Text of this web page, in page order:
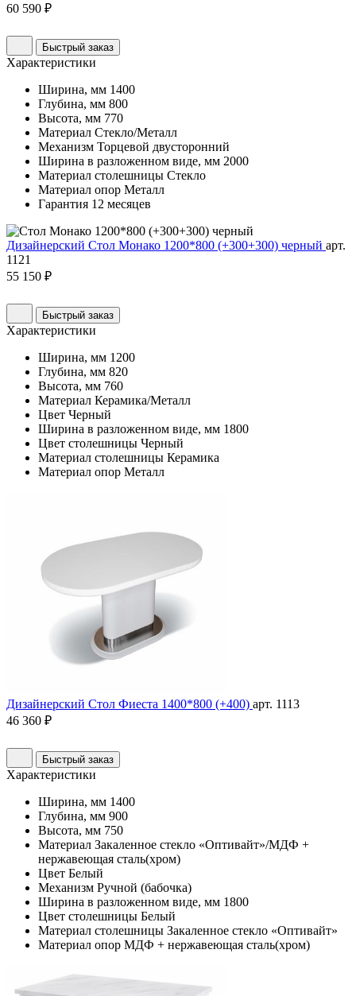
60 590 ₽
Быстрый заказ
Характеристики
Ширина, мм 1400
Глубина, мм 800
Высота, мм 770
Материал Стекло/Металл
Механизм Торцевой двусторонний
Ширина в разложенном виде, мм 2000
Материал столешницы Стекло
Материал опор Металл
Гарантия 12 месяцев
Дизайнерский Стол Монако 1200*800 (+300+300) черный арт.
1121
55 150 ₽
Быстрый заказ
Характеристики
Ширина, мм 1200
Глубина, мм 820
Высота, мм 760
Материал Керамика/Металл
Цвет Черный
Ширина в разложенном виде, мм 1800
Цвет столешницы Черный
Материал столешницы Керамика
Материал опор Металл
Дизайнерский Стол Фиеста 1400*800 (+400) арт. 1113
46 360 ₽
Быстрый заказ
Характеристики
Ширина, мм 1400
Глубина, мм 900
Высота, мм 750
Материал Закаленное стекло «Оптивайт»/МДФ +
нержавеющая сталь(хром)
Цвет Белый
Механизм Ручной (бабочка)
Ширина в разложенном виде, мм 1800
Цвет столешницы Белый
Материал столешницы Закаленное стекло «Оптивайт»
Материал опор МДФ + нержавеющая сталь(хром)